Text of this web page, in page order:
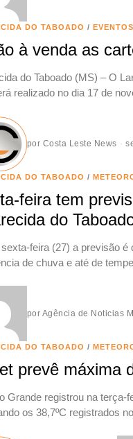
DO TABOADO / EVENTOS
à venda as
do Taboado (MS) – O
realizado no dia 17 de
por Costa Leste News
DO TABOADO /
feira tem
do
feira (27) a previsão
de chuva e até de
por Agência de Noticias
DO TABOADO /
prevê máxima
Grande registrou na terça-
os 38,7ºC registrados